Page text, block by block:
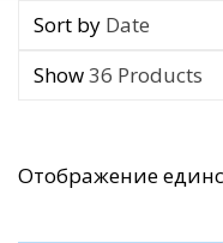
Sort by Date
Show36 Products
Отображение